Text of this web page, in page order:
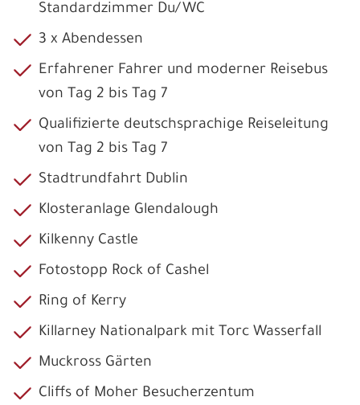
Standardzimmer Du/WC
3 x Abendessen
Erfahrener Fahrer und moderner Reisebus
von Tag 2 bis Tag 7
Qualifizierte deutschsprachige Reiseleitung
von Tag 2 bis Tag 7
Stadtrundfahrt Dublin
Klosteranlage Glendalough
Kilkenny Castle
Fotostopp Rock of Cashel
Ring of Kerry
Killarney Nationalpark mit Torc Wasserfall
Muckross Gärten
Cliffs of Moher Besucherzentum